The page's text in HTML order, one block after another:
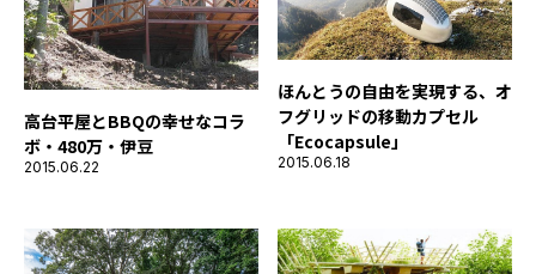
高台平屋とBBQの幸せなコラ
ボ・480万・伊豆
2015.06.22
ほんとうの自由を実現する、オ
フグリッドの移動カプセル
「Ecocapsule」
2015.06.18